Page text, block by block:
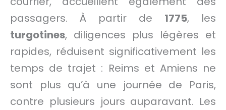
passagers. À partir de 1775, les
turgotines, diligences plus légères et
rapides, réduisent significativement les
temps de trajet : Reims et Amiens ne
sont plus qu’à une journée de Paris,
contre plusieurs jours auparavant. Les